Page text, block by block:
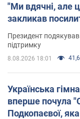
"Ми вдячні, але
закликав
Президент
підтримку
8.08.2026 18:01
Українська
вперше почула
Подкопаєвої,